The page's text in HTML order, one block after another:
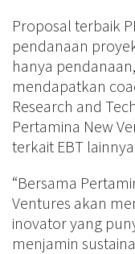
Proposal terbaik
pendanaan
hanya
mendapatkan
Research and
Pertamina New
terkait EBT
“Bersama
Ventures akan
inovator yang
menjamin